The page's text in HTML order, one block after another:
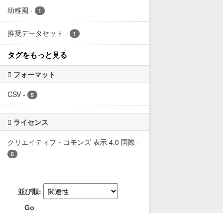
幼稚園 - 1
推奨データセット - 1
タグをもっと見る
フォーマット
CSV - 5
ライセンス
クリエイティブ・コモンズ 表示 4.0 国際 -
5
並び順
Go